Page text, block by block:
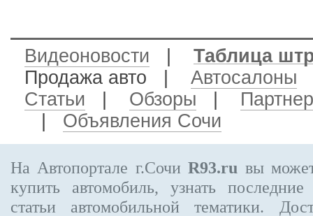
Видеоновости
Таблица
Продажа авто
Автосалоны
Статьи
Обзоры
Объявления Сочи
На Автопортале г.СочиR93.ru вы
купить автомобиль, узнать
статьи автомобильной тематики.